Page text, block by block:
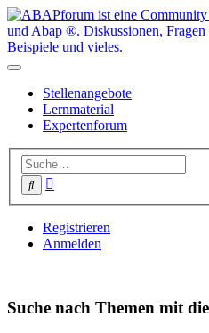
Stellenangebote
Lernmaterial
Expertenforum
Suche
Registrieren
Anmelden
Suche nach Themen mit